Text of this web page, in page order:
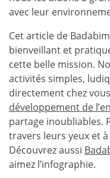
avec leur
Cet article de
bienveillant et
cette belle mission.
activités simples,
directement chez
développement de
partage inoubliables.
travers leurs yeux et
Découvrez aussi
aimez l’infographie.